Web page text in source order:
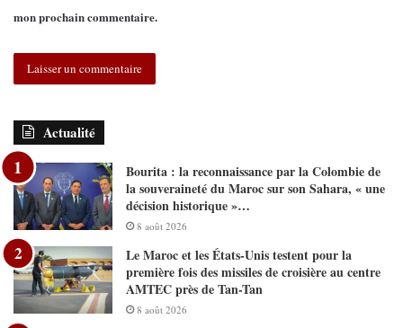
mon prochain commentaire.
Actualité
Bourita : la reconnaissance par la Colombie de
la souveraineté du Maroc sur son Sahara, « une
décision historique »…
8 août 2026
Le Maroc et les États-Unis testent pour la
première fois des missiles de croisière au centre
AMTEC près de Tan-Tan
8 août 2026